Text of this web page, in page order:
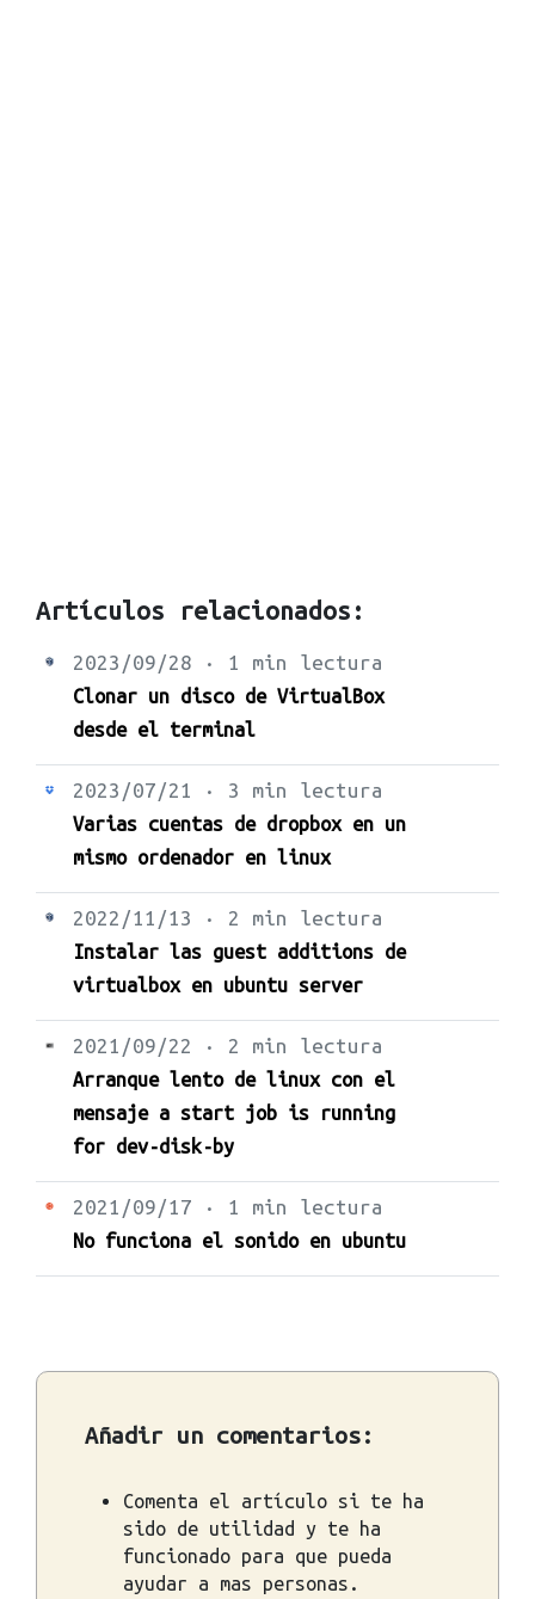
Artículos relacionados:
2023/09/28 · 1 min lectura
Clonar un disco de VirtualBox
desde el terminal
2023/07/21 · 3 min lectura
Varias cuentas de dropbox en un
mismo ordenador en linux
2022/11/13 · 2 min lectura
Instalar las guest additions de
virtualbox en ubuntu server
2021/09/22 · 2 min lectura
Arranque lento de linux con el
mensaje a start job is running
for dev-disk-by
2021/09/17 · 1 min lectura
No funciona el sonido en ubuntu
Añadir un comentarios:
Comenta el artículo si te ha
sido de utilidad y te ha
funcionado para que pueda
ayudar a mas personas.